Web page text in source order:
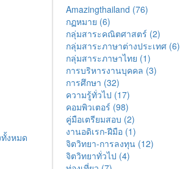
งหมด
Amazingthailand (76)
กฏหมาย (6)
กลุ่มสาระคณิตศาสตร์ (2)
กลุ่มสาระภาษาต่างประเทศ (6)
กลุ่มสาระภาษาไทย (1)
การบริหารงานบุคคล (3)
การศึกษา (32)
ความรู้ทั่วไป (17)
คอมพิวเตอร์ (98)
คู่มือเตรียมสอบ (2)
งานอดิเรก-ฝีมือ (1)
จิตวิทยา-การลงทุน (12)
จิตวิทยาทั่วไป (4)